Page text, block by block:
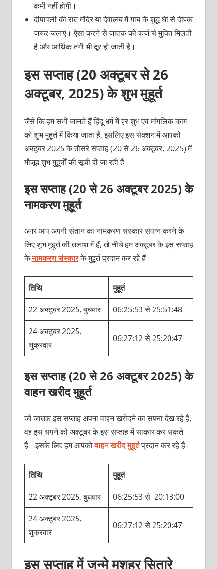
कमी नहीं होगी।
दीपावली की रात मंदिर या देवालय में गाय के शुद्ध घी से दीपक
जरूर जलाएं। ऐसा करने से जातक को कर्ज से मुक्ति मिलती
है और आर्थिक तंगी भी दूर हो जाती है।
इस सप्ताह (20 अक्टूबर से 26
अक्टूबर, 2025) के शुभ मुहूर्त
जैसे कि हम सभी जानते हैं हिंदू धर्म में हर शुभ एवं मांगलिक काम
को शुभ मुहूर्त में किया जाता है, इसलिए इस सेक्शन में आपको
अक्टूबर 2025 के तीसरे सप्ताह (20 से 26 अक्टूबर, 2025) में
मौजूद शुभ मुहूर्तों की सूची दी जा रही है।
इस सप्ताह (20 से 26 अक्टूबर 2025) के
नामकरण मुहूर्त
अगर आप अपनी संतान का नामकरण संस्कार संपन्न करने के
लिए शुभ मुहूर्त की तलाश में हैं, तो नीचे हम अक्टूबर के इस सप्ताह
केनामकरण संस्कारके मुहूर्त प्रदान कर रहे हैं।
तिथि मुहूर्त
22 अक्टूबर 2025, बुधवार 06:25:53 से 25:51:48
24 अक्टूबर 2025,
शुक्रवार
06:27:12 से 25:20:47
इस सप्ताह (20 से 26 अक्टूबर 2025) के
वाहन खरीद मुहूर्त
जो जातक इस सप्ताह अपना वाहन खरीदने का सपना देख रहे हैं,
वह इस सपने को अक्टूबर के इस सप्ताह में साकार कर सकते
हैं। इसके लिए हम आपकोवाहन खरीद मुहूर्तप्रदान कर रहे हैं।
तिथि मुहूर्त
22 अक्टूबर 2025, बुधवार 06:25:53 से 20:18:00
24 अक्टूबर 2025,
शुक्रवार
06:27:12 से 25:20:47
इस सप्ताह में जन्मे मशहूर सितारे